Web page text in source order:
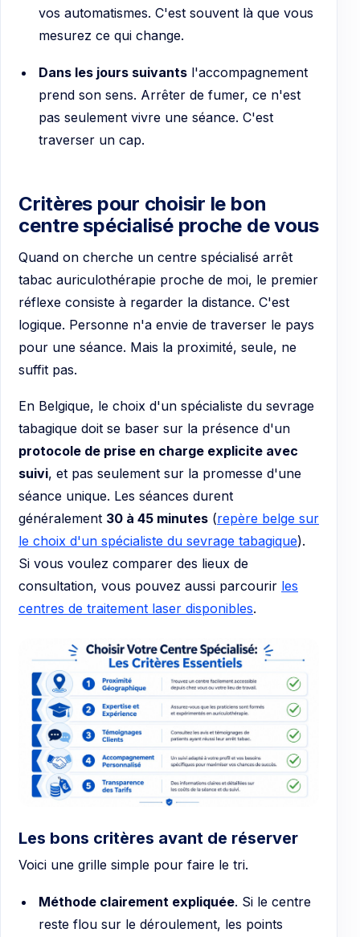
vos automatismes. C'est souvent là que vous
mesurez ce qui change.
Dans les jours suivantsl'accompagnement
prend son sens. Arrêter de fumer, ce n'est
pas seulement vivre une séance. C'est
traverser un cap.
Critères pour choisir le bon
centre spécialisé proche de vous
Quand on cherche un centre spécialisé arrêt
tabac auriculothérapie proche de moi, le premier
réflexe consiste à regarder la distance. C'est
logique. Personne n'a envie de traverser le pays
pour une séance. Mais la proximité, seule, ne
suffit pas.
En Belgique, le choix d'un spécialiste du sevrage
tabagique doit se baser sur la présence d'un
protocole de prise en charge explicite avec
suivi, et pas seulement sur la promesse d'une
séance unique. Les séances durent
généralement 30 à 45 minutes (repère belge sur
le choix d'un spécialiste du sevrage tabagique).
Si vous voulez comparer des lieux de
consultation, vous pouvez aussi parcourir les
centres de traitement laser disponibles.
Les bons critères avant de réserver
Voici une grille simple pour faire le tri.
Méthode clairement expliquée. Si le centre
reste flou sur le déroulement, les points